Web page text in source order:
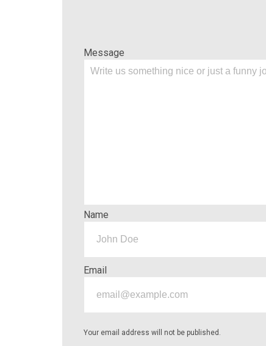
Message
Name
Email
Your email address will not be published.